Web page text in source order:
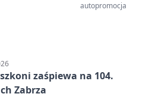
autopromocja
zaśpiewa na 104.
Zabrza